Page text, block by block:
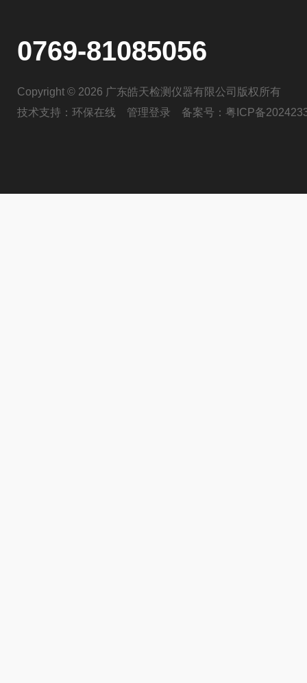
0769-81085056
Copyright © 2026 广东皓天检测仪器有限公司版权所有
技术支持： 环保在线 管理登录 备案号： 粤ICP备